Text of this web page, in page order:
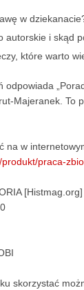
w
autorskie i skąd
które warto
odpowiada
Majeranek. To
na w
praca-
[Histmag.org]
skorzystać